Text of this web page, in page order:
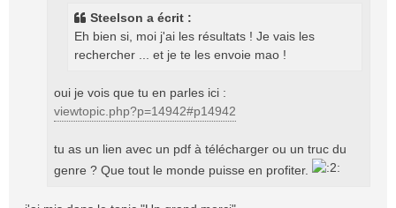
Steelson a écrit :
Eh bien si, moi j'ai les résultats ! Je vais les
rechercher ... et je te les envoie mao !
oui je vois que tu en parles ici :
viewtopic.php?p=14942#p14942
tu as un lien avec un pdf à télécharger ou un truc du
genre ? Que tout le monde puisse en profiter.